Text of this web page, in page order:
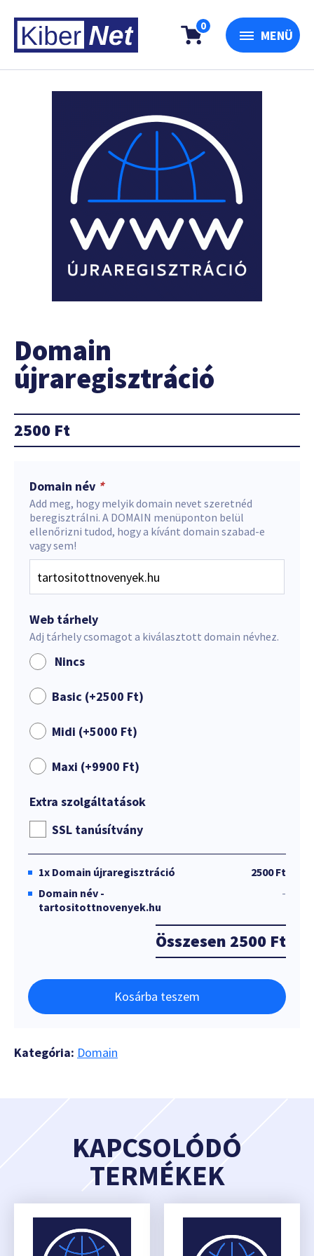
0
MENÜ
Domain
újraregisztráció
2500 Ft
Domain név *
Add meg, hogy melyik domain nevet szeretnéd
beregisztrálni. A DOMAIN menüponton belül
ellenőrizni tudod, hogy a kívánt domain szabad-e
vagy sem!
Web tárhely
Adj tárhely csomagot a kiválasztott domain névhez.
Nincs
Basic (+2500 Ft)
Midi (+5000 Ft)
Maxi (+9900 Ft)
Extra szolgáltatások
SSL tanúsítvány
1x Domain újraregisztráció
2500 Ft
Domain név -
tartositottnovenyek.hu
-
Összesen 2500 Ft
Kosárba teszem
Kategória: Domain
KAPCSOLÓDÓ
TERMÉKEK